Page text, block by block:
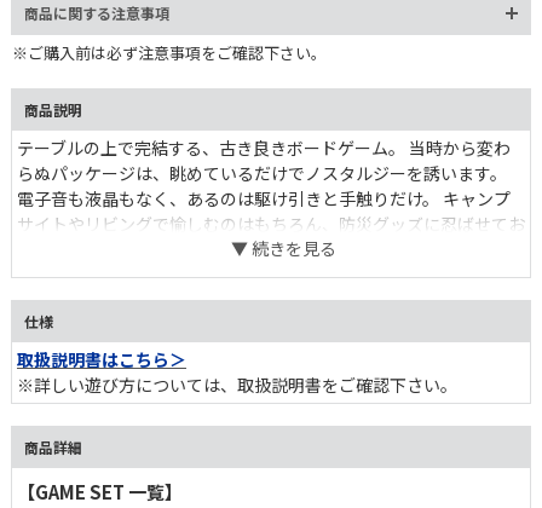
.
0
0
%
商品に関する注意事項
※ご購入前は必ず注意事項をご確認下さい。
商品説明
テーブルの上で完結する、古き良きボードゲーム。 当時から変わ
らぬパッケージは、眺めているだけでノスタルジーを誘います。
電子音も液晶もなく、あるのは駆け引きと手触りだけ。 キャンプ
サイトやリビングで愉しむのはもちろん、防災グッズに忍ばせてお
けば、非常時にも場を和ませる頼もしい存在に。 子どもも大人も
一緒になって遊べるシンプルさが、日常にゆとりを取り戻してくれ
ます。
仕様
取扱説明書はこちら＞
※詳しい遊び方については、取扱説明書をご確認下さい。
商品詳細
【GAME SET 一覧】